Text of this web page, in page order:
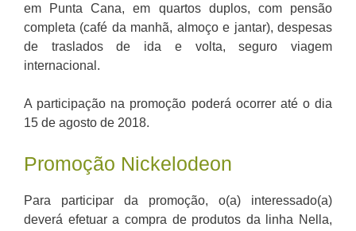
em Punta Cana, em quartos duplos, com pensão
completa (café da manhã, almoço e jantar), despesas
de traslados de ida e volta, seguro viagem
internacional.
A participação na promoção poderá ocorrer até o dia
15 de agosto de 2018.
Promoção Nickelodeon
Para participar da promoção, o(a) interessado(a)
deverá efetuar a compra de produtos da linha Nella,